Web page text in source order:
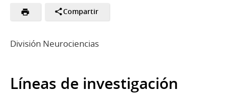
Compartir
División Neurociencias
Líneas de investigación